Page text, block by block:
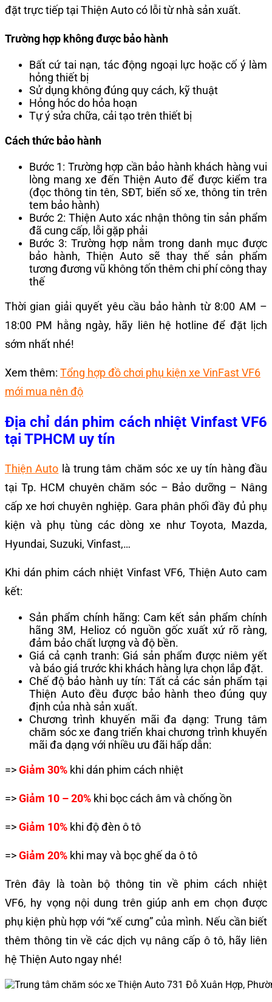
đặt trực tiếp tại Thiện Auto có lỗi từ nhà sản xuất.
Trường hợp không được bảo hành
Bất cứ tai nạn, tác động ngoại lực hoặc cố ý làm
hỏng thiết bị
Sử dụng không đúng quy cách, kỹ thuật
Hỏng hóc do hỏa hoạn
Tự ý sửa chữa, cải tạo trên thiết bị
Cách thức bảo hành
Bước 1: Trường hợp cần bảo hành khách hàng vui
lòng mang xe đến Thiện Auto để được kiểm tra
(đọc thông tin tên, SĐT, biển số xe, thông tin trên
tem bảo hành)
Bước 2: Thiện Auto xác nhận thông tin sản phẩm
đã cung cấp, lỗi gặp phải
Bước 3: Trường hợp nằm trong danh mục được
bảo hành, Thiện Auto sẽ thay thế sản phẩm
tương đương vũ không tốn thêm chi phí công thay
thế
Thời gian giải quyết yêu cầu bảo hành từ 8:00 AM –
18:00 PM hằng ngày, hãy liên hệ hotline để đặt lịch
sớm nhất nhé!
Xem thêm: Tổng hợp đồ chơi phụ kiện xe VinFast VF6
mới mua nên độ
Địa chỉ dán phim cách nhiệt Vinfast VF6
tại TPHCM uy tín
Thiện Auto là trung tâm chăm sóc xe uy tín hàng đầu
tại Tp. HCM chuyên chăm sóc – Bảo dưỡng – Nâng
cấp xe hơi chuyên nghiệp. Gara phân phối đầy đủ phụ
kiện và phụ tùng các dòng xe như Toyota, Mazda,
Hyundai, Suzuki, Vinfast,…
Khi dán phim cách nhiệt Vinfast VF6, Thiện Auto cam
kết:
Sản phẩm chính hãng: Cam kết sản phẩm chính
hãng 3M, Helioz có nguồn gốc xuất xứ rõ ràng,
đảm bảo chất lượng và độ bền.
Giá cả cạnh tranh: Giá sản phẩm được niêm yết
và báo giá trước khi khách hàng lựa chọn lắp đặt.
Chế độ bảo hành uy tín: Tất cả các sản phẩm tại
Thiện Auto đều được bảo hành theo đúng quy
định của nhà sản xuất.
Chương trình khuyến mãi đa dạng: Trung tâm
chăm sóc xe đang triển khai chương trình khuyến
mãi đa dạng với nhiều ưu đãi hấp dẫn:
=>Giảm 30% khi dán phim cách nhiệt
=>Giảm 10 – 20% khi bọc cách âm và chống ồn
=>Giảm 10% khi độ đèn ô tô
=>Giảm 20% khi may và bọc ghế da ô tô
Trên đây là toàn bộ thông tin về phim cách nhiệt
VF6, hy vọng nội dung trên giúp anh em chọn được
phụ kiện phù hợp với “xế cưng” của mình. Nếu cần biết
thêm thông tin về các dịch vụ nâng cấp ô tô, hãy liên
hệ Thiện Auto ngay nhé!